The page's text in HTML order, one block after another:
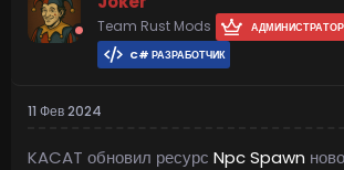
Team Rust Mods
АДМИНИСТРАТОР
C# РАЗРАБОТЧИК
11 Фев 2024
KACAT обновил ресурс Npc Spawn